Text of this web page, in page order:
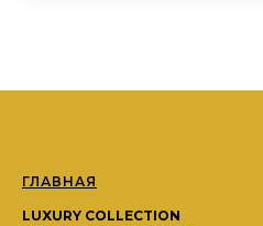
ГЛАВНАЯ
LUXURY COLLECTION